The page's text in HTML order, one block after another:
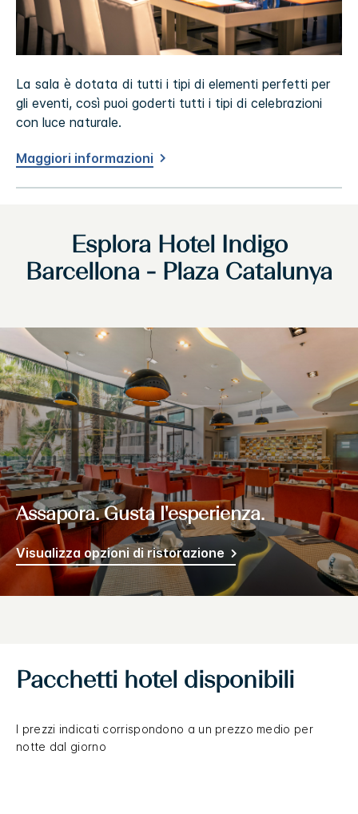
La sala è dotata di tutti i tipi di elementi perfetti per
gli eventi, così puoi goderti tutti i tipi di celebrazioni
con luce naturale.
Maggiori informazioni
Esplora Hotel Indigo
Barcellona - Plaza Catalunya
Assapora. Gusta l'esperienza.
Visualizza opzioni di ristorazione
Pacchetti hotel disponibili
I prezzi indicati corrispondono a un prezzo medio per
notte dal giorno